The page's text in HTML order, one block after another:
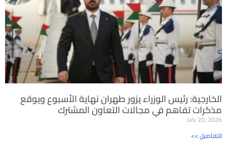
الخارجية: رئيس الوزراء يزور طهران نهاية الأسبوع ويوقع
مذكرات تفاهم في مجالات التعاون المشترك
July 20, 2026
<< التفاصيل